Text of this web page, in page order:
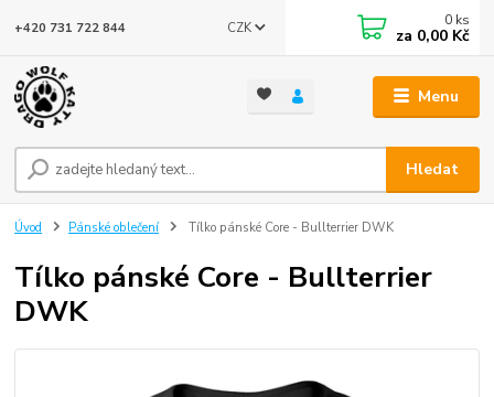
Menu
CZK
Hledat
+420 731 722 844 0 ks
za 0,00 Kč
Úvod Pánské oblečení Tílko pánské Core - Bullterrier DWK
Tílko pánské Core - Bullterrier
DWK